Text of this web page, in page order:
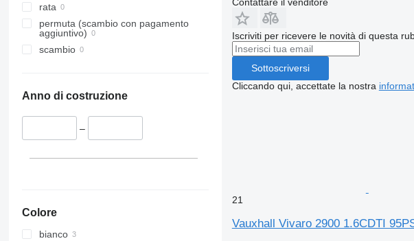
rata
permuta (scambio con pagamento
aggiuntivo)
scambio
Anno di costruzione
–
Colore
bianco
Iscriviti per ricevere le novità di questa
Sottoscriversi
Cliccando qui, accettate la nostra
21
Vauxhall Vivaro 2900 1.6CDTI